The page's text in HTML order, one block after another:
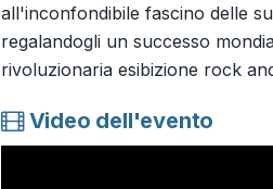
all'inconfondibile fascino delle
regalandogli un successo
rivoluzionaria esibizione rock
Video dell'evento